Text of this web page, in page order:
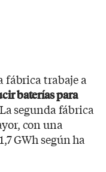
fábrica trabaje a
baterías para
segunda fábrica
con una
GWh según ha